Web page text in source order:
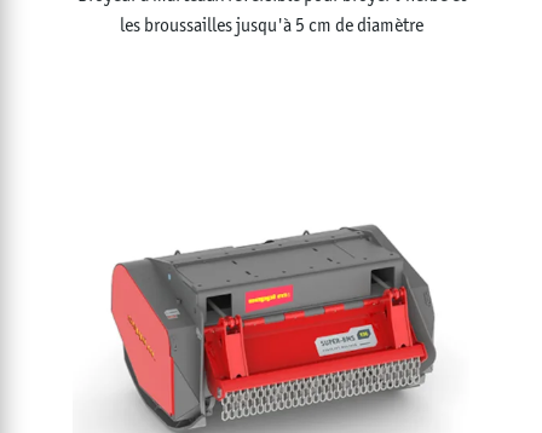
les broussailles jusqu'à 5 cm de diamètre